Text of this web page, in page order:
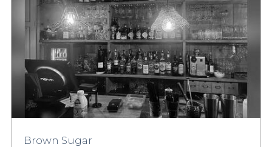
Brown Sugar